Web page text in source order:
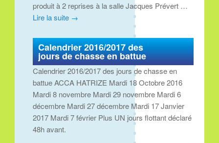
produit à 2 reprises à la salle Jacques Prévert …
Lire la suite →
Calendrier 2016/2017 des
jours de chasse en battue
Calendrier 2016/2017 des jours de chasse en
battue ACCA HATRIZE Mardi 18 Octobre 2016
Mardi 8 novembre Mardi 29 novembre Mardi 6
décembre Mardi 27 décembre Mardi 17 Janvier
2017 Mardi 7 février Plus UN jours flottant déclaré
48h avant.